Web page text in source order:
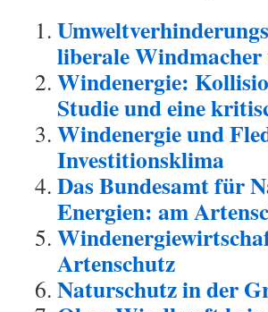
liberale Windmacher
Windenergie:
Studie und eine
Windenergie und
Investitionsklima
Das Bundesamt für
Energien: am
Artenschutz
Naturschutz in der